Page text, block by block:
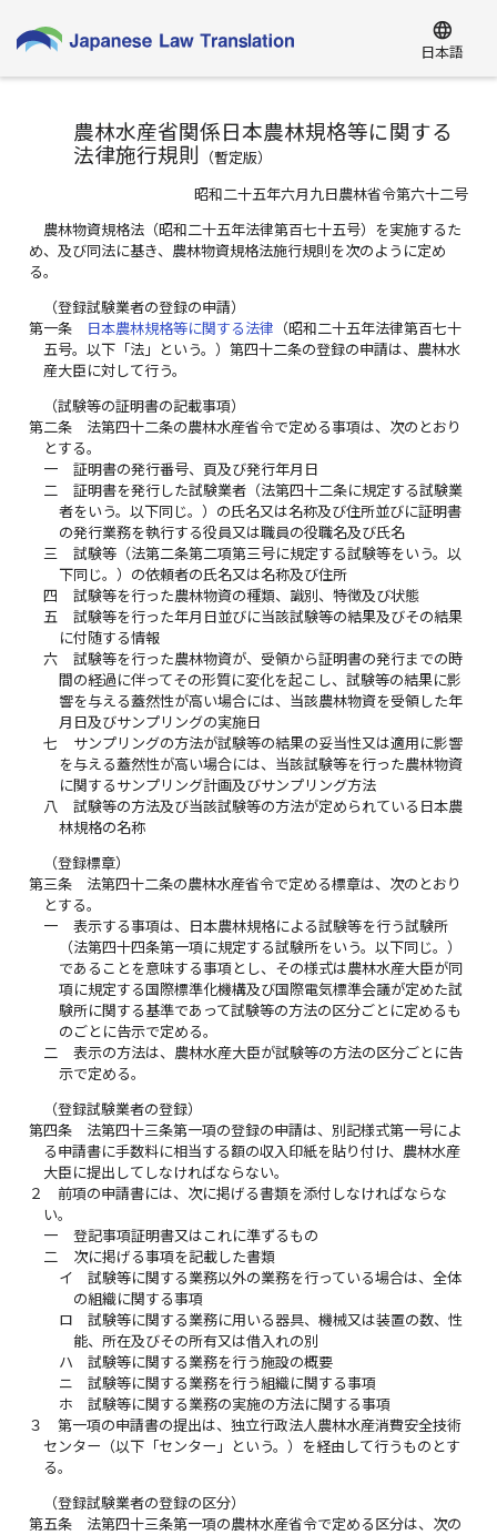
language
日本語
農林水産省関係日本農林規格等に関する
法律施行規則
（暫定版）
昭和二十五年六月九日農林省令第六十二号
農林物資規格法（昭和二十五年法律第百七十五号）を実施するた
め、及び同法に基き、農林物資規格法施行規則を次のように定め
る。
（登録試験業者の登録の申請）
第一条
日本農林規格等に関する法律 （昭和二十五年法律第百七十
五号。以下「法」という。）第四十二条の登録の申請は、農林水
産大臣に対して行う。
（試験等の証明書の記載事項）
第二条
法第四十二条の農林水産省令で定める事項は、次のとおり
とする。
一
証明書の発行番号、頁及び発行年月日
二
証明書を発行した試験業者（法第四十二条に規定する試験業
者をいう。以下同じ。）の氏名又は名称及び住所並びに証明書
の発行業務を執行する役員又は職員の役職名及び氏名
三
試験等（法第二条第二項第三号に規定する試験等をいう。以
下同じ。）の依頼者の氏名又は名称及び住所
四
試験等を行った農林物資の種類、識別、特徴及び状態
五
試験等を行った年月日並びに当該試験等の結果及びその結果
に付随する情報
六
試験等を行った農林物資が、受領から証明書の発行までの時
間の経過に伴ってその形質に変化を起こし、試験等の結果に影
響を与える蓋然性が高い場合には、当該農林物資を受領した年
月日及びサンプリングの実施日
七
サンプリングの方法が試験等の結果の妥当性又は適用に影響
を与える蓋然性が高い場合には、当該試験等を行った農林物資
に関するサンプリング計画及びサンプリング方法
八
試験等の方法及び当該試験等の方法が定められている日本農
林規格の名称
（登録標章）
第三条
法第四十二条の農林水産省令で定める標章は、次のとおり
とする。
一
表示する事項は、日本農林規格による試験等を行う試験所
（法第四十四条第一項に規定する試験所をいう。以下同じ。）
であることを意味する事項とし、その様式は農林水産大臣が同
項に規定する国際標準化機構及び国際電気標準会議が定めた試
験所に関する基準であって試験等の方法の区分ごとに定めるも
のごとに告示で定める。
二
表示の方法は、農林水産大臣が試験等の方法の区分ごとに告
示で定める。
（登録試験業者の登録）
第四条
法第四十三条第一項の登録の申請は、別記様式第一号によ
る申請書に手数料に相当する額の収入印紙を貼り付け、農林水産
大臣に提出してしなければならない。
２
前項の申請書には、次に掲げる書類を添付しなければならな
い。
一
登記事項証明書又はこれに準ずるもの
二
次に掲げる事項を記載した書類
イ
試験等に関する業務以外の業務を行っている場合は、全体
の組織に関する事項
ロ
試験等に関する業務に用いる器具、機械又は装置の数、性
能、所在及びその所有又は借入れの別
ハ
試験等に関する業務を行う施設の概要
ニ
試験等に関する業務を行う組織に関する事項
ホ
試験等に関する業務の実施の方法に関する事項
３
第一項の申請書の提出は、独立行政法人農林水産消費安全技術
センター（以下「センター」という。）を経由して行うものとす
る。
（登録試験業者の登録の区分）
第五条
法第四十三条第一項の農林水産省令で定める区分は、次の